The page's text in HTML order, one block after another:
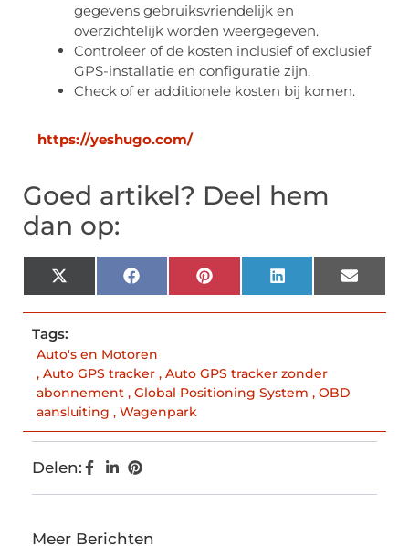
gegevens gebruiksvriendelijk en
overzichtelijk worden weergegeven.
Controleer of de kosten inclusief of exclusief
GPS-installatie en configuratie zijn.
Check of er additionele kosten bij komen.
https://yeshugo.com/
Goed artikel? Deel hem
dan op:
X
(Twitter)
FacebookPinterestLinkedInEmail
Tags:
Auto's en Motoren
, Auto GPS tracker , Auto GPS tracker zonder
abonnement , Global Positioning System , OBD
aansluiting , Wagenpark
Delen:
Meer Berichten